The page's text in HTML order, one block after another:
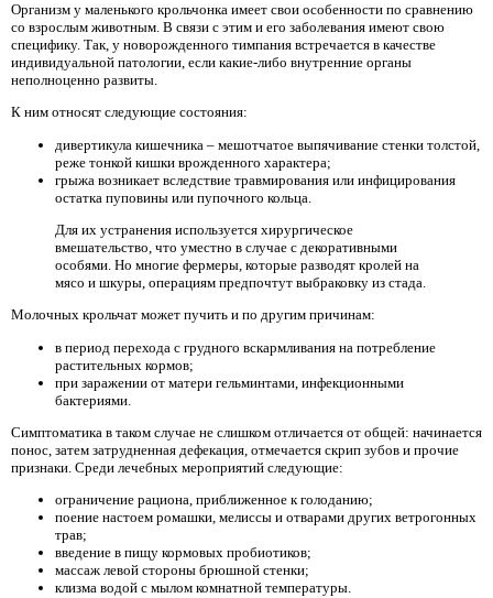
Организм у маленького крольчонка имеет свои особенности по сравнению
со взрослым животным. В связи с этим и его заболевания имеют свою
специфику. Так, у новорожденного тимпания встречается в качестве
индивидуальной патологии, если какие-либо внутренние органы
неполноценно развиты.
К ним относят следующие состояния:
дивертикула кишечника – мешотчатое выпячивание стенки толстой,
реже тонкой кишки врожденного характера;
грыжа возникает вследствие травмирования или инфицирования
остатка пуповины или пупочного кольца.
Для их устранения используется хирургическое
вмешательство, что уместно в случае с декоративными
особями. Но многие фермеры, которые разводят кролей на
мясо и шкуры, операциям предпочтут выбраковку из стада.
Молочных крольчат может пучить и по другим причинам:
в период перехода с грудного вскармливания на потребление
растительных кормов;
при заражении от матери гельминтами, инфекционными
бактериями.
Симптоматика в таком случае не слишком отличается от общей: начинается
понос, затем затрудненная дефекация, отмечается скрип зубов и прочие
признаки. Среди лечебных мероприятий следующие:
ограничение рациона, приближенное к голоданию;
поение настоем ромашки, мелиссы и отварами других ветрогонных
трав;
введение в пищу кормовых пробиотиков;
массаж левой стороны брюшной стенки;
клизма водой с мылом комнатной температуры.